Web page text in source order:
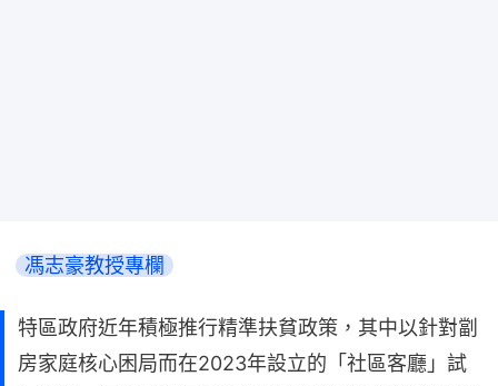
馮志豪教授專欄
特區政府近年積極推行精準扶貧政策，其中以針對劏
房家庭核心困局而在2023年設立的「社區客廳」試